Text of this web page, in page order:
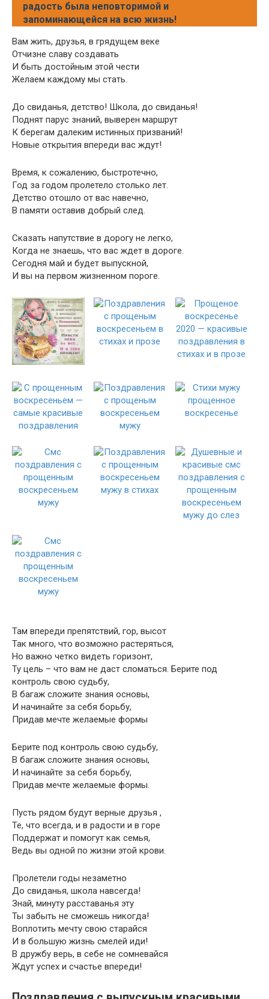
радость была неповторимой и
запоминающейся на всю жизнь!
Вам жить, друзья, в грядущем веке
Отчизне славу создавать
И быть достойным этой чести
Желаем каждому мы стать.
До свиданья, детство! Школа, до свиданья!
Поднят парус знаний, выверен маршрут
К берегам далеким истинных призваний!
Новые открытия впереди вас ждут!
Время, к сожалению, быстротечно,
Год за годом пролетело столько лет.
Детство отошло от вас навечно,
В памяти оставив добрый след.
Сказать напутствие в дорогу не легко,
Когда не знаешь, что вас ждет в дороге.
Сегодня май и будет выпускной,
И вы на первом жизненном пороге.
Там впереди препятствий, гор, высот
Так много, что возможно растеряться,
Но важно четко видеть горизонт,
Ту цель – что вам не даст сломаться. Берите под
контроль свою судьбу,
В багаж сложите знания основы,
И начинайте за себя борьбу,
Придав мечте желаемые формы
Берите под контроль свою судьбу,
В багаж сложите знания основы,
И начинайте за себя борьбу,
Придав мечте желаемые формы.
Пусть рядом будут верные друзья ,
Те, что всегда, и в радости и в горе
Поддержат и помогут как семья,
Ведь вы одной по жизни этой крови.
Пролетели годы незаметно
До свиданья, школа навсегда!
Знай, минуту расставанья эту
Ты забыть не сможешь никогда!
Воплотить мечту свою старайся
И в большую жизнь смелей иди!
В дружбу верь, в себе не сомневайся
Ждут успех и счастье впереди!